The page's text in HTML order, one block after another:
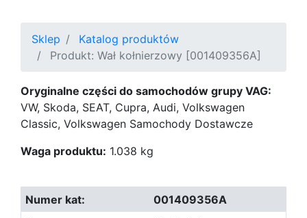
Sklep
Katalog produktów
Produkt: Wał kołnierzowy [001409356A]
Oryginalne części do samochodów grupy VAG:
VW, Skoda, SEAT, Cupra, Audi, Volkswagen
Classic, Volkswagen Samochody Dostawcze
Waga produktu: 1.038 kg
001409356A